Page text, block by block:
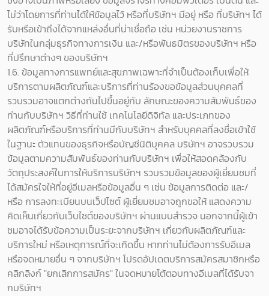
ไม่ว่าโดยการที่ท่านได้ให้ข้อมูลไว้ หรือที่บริษัทฯ มีอยู่ หรือ ที่บริษัทฯ ได้
รับหรือเข้าถึงได้จากแหล่งอื่นที่น่าเชื่อถือ เช่น หน่วยงานราชการ
บริษัทในกลุ่มธุรกิจทางการเงิน และ/หรือพันธมิตรของบริษัทฯ หรือ
ที่ปรึกษาต่างๆ ของบริษัทฯ
1.6. ข้อมูลทางการแพทย์และสุขภาพเฉพาะที่จำเป็นต้องเก็บเพื่อให้
บริการตามผลิตภัณฑ์และบริการที่ท่านร้องขอข้อมูลส่วนบุคคลที่
รวบรวมอาจแตกต่างกันไปขึ้นอยู่กับ ลักษณะของความสัมพันธ์ของ
ท่านกับบริษัทฯ วิธีที่ท่านใช้ เทคโนโลยีดิจิทัล และประเภทของ
ผลิตภัณฑ์หรือบริการที่ท่านมีกับบริษัทฯ สำหรับบุคคลที่ลงชื่อเข้าใช้
ในฐานะ ตัวแทนของธุรกิจหรือบัญชีนิติบุคคล บริษัทฯ อาจรวบรวม
ข้อมูลตามความสัมพันธ์ของท่านกับบริษัทฯ เพื่อให้สอดคล้องกับ
วัตถุประสงค์ในการให้บริการบริษัทฯ รวบรวมข้อมูลของผู้เยี่ยมชมที่
ได้สมัครใจให้ที่อยู่อีเมลหรือข้อมูลอื่น ๆ เช่น ข้อมูลการติดต่อ และ/
หรือ การลงทะเบียนบนเว็ปไซต์ ผู้เยี่ยมชมอาจถูกขอให้ แสดงความ
คิดเห็นเกี่ยวกับเว็บไซต์ของบริษัทฯ ผ่านแบบสำรวจ นอกจากนี้ผู้เข้า
ชมอาจได้รับข้อความเป็นระยะจากบริษัทฯ เกี่ยวกับผลิตภัณฑ์และ
บริการใหม่ หรือเหตุการณ์ที่จะเกิดขึ้น หากท่านไม่ต้องการรับอีเมล
หรือจดหมายอื่น ๆ จากบริษัทฯ โปรดอัปเดตบริการสมัครสมาชิกหรือ
คลิกลิงก์ "ยกเลิกการสมัคร" ในจดหมายโต้ตอบทางอีเมลที่ได้รับจา
กบริษัทฯ